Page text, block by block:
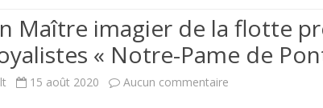
royalistes
Les
sapeurs
Maître imagier de la flotte
« Notre-Pame de
15 août 2020 Aucun commentaire